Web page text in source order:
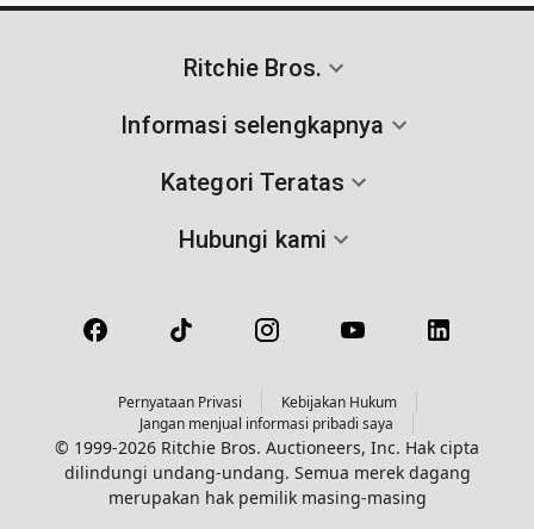
Ritchie Bros.
Informasi selengkapnya
Kategori Teratas
Hubungi kami
Pernyataan Privasi
Kebijakan Hukum
Jangan menjual informasi pribadi saya
© 1999-2026 Ritchie Bros. Auctioneers, Inc. Hak cipta
dilindungi undang-undang. Semua merek dagang
merupakan hak pemilik masing-masing